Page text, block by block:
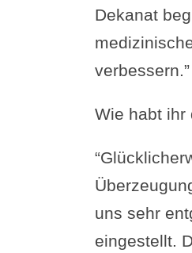
Dekanat
verbessern.”
Wie habt ihr
uns sehr
eingestellt.